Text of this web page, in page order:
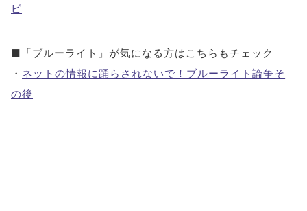
ピ
■「ブルーライト」が気になる方はこちらもチェック
・ ネットの情報に踊らされないで！ブルーライト論争そ
の後